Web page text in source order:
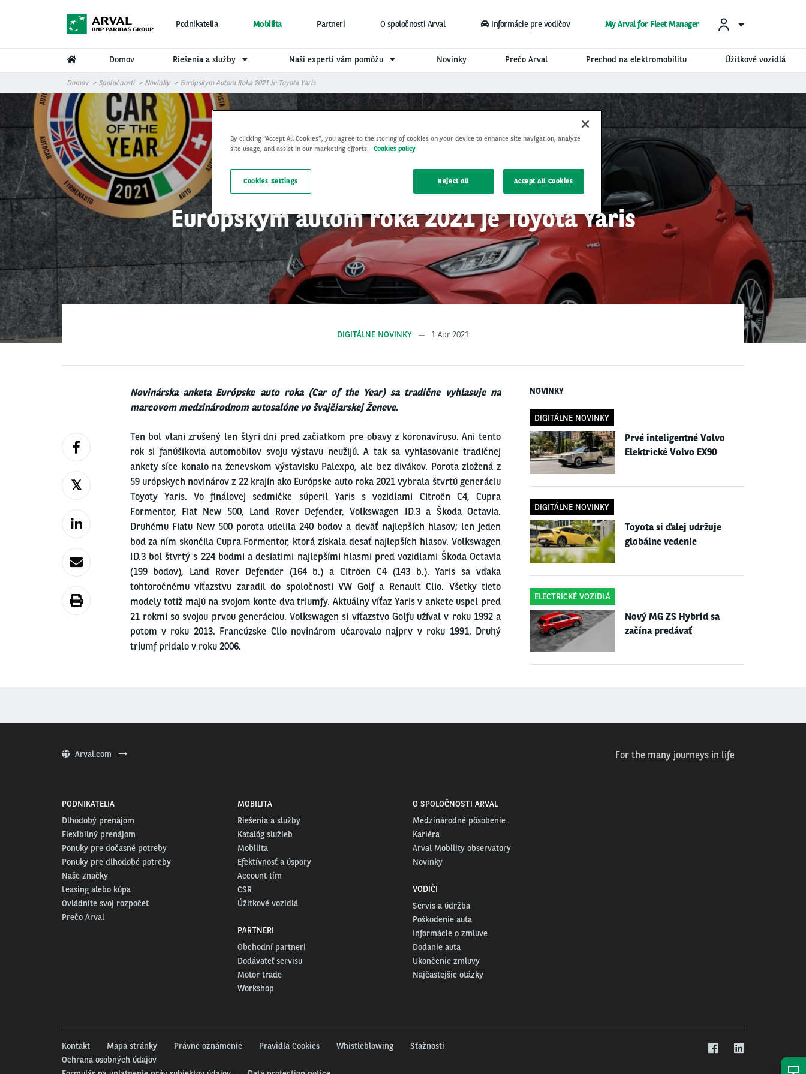
Podnikatelia Mobilita Partneri O spoločnosti Arval Informácie pre vodičov My Arval for Fleet Manager
Domov Riešenia a služby Naši experti vám pomôžu Novinky Prečo Arval Prechod na elektromobilitu Úžitkové vozidlá
Domov Spoločnosti Novinky Európskym Autom Roka 2021 Je Toyota Yaris
Európskym autom roka 2021 je Toyota Yaris
DIGITÁLNE NOVINKY 1 Apr 2021
Novinárska anketa Európske auto roka (Car of the Year) sa tradične vyhlasuje na
marcovom medzinárodnom autosalóne vo švajčiarskej Ženeve.
Ten bol vlani zrušený len štyri dni pred začiatkom pre obavy z koronavírusu. Ani tento
rok si fanúšikovia automobilov svoju výstavu neužijú. A tak sa vyhlasovanie tradičnej
ankety síce konalo na ženevskom výstavisku Palexpo, ale bez divákov. Porota zložená z
59 urópskych novinárov z 22 krajín ako Európske auto roka 2021 vybrala štvrtú generáciu
Toyoty Yaris. Vo finálovej sedmičke súperil Yaris s vozidlami Citroën C4, Cupra
Formentor, Fiat New 500, Land Rover Defender, Volkswagen ID.3 a Škoda Octavia.
Druhému Fiatu New 500 porota udelila 240 bodov a deväť najlepších hlasov; len jeden
bod za ním skončila Cupra Formentor, ktorá získala desať najlepších hlasov. Volkswagen
ID.3 bol štvrtý s 224 bodmi a desiatimi najlepšími hlasmi pred vozidlami Škoda Octavia
(199 bodov), Land Rover Defender (164 b.) a Citröen C4 (143 b.). Yaris sa vďaka
tohtoročnému víťazstvu zaradil do spoločnosti VW Golf a Renault Clio. Všetky tieto
modely totiž majú na svojom konte dva triumfy. Aktuálny víťaz Yaris v ankete uspel pred
21 rokmi so svojou prvou generáciou. Volkswagen si víťazstvo Golfu užíval v roku 1992 a
potom v roku 2013. Francúzske Clio novinárom učarovalo najprv v roku 1991. Druhý
triumf pridalo v roku 2006.
NOVINKY
DIGITÁLNE NOVINKY
Prvé inteligentné Volvo
Elektrické Volvo EX90
DIGITÁLNE NOVINKY
Toyota si ďalej udržuje
globálne vedenie
ELECTRICKÉ VOZIDLÁ
Nový MG ZS Hybrid sa
začína predávať
Arval.com For the many journeys in life
PODNIKATELIA
Dlhodobý prenájom
Flexibilný prenájom
Ponuky pre dočasné potreby
Ponuky pre dlhodobé potreby
Naše značky
Leasing alebo kúpa
Ovládnite svoj rozpočet
Prečo Arval
MOBILITA
Riešenia a služby
Katalóg služieb
Mobilita
Efektívnosť a úspory
Account tím
CSR
Úžitkové vozidlá
PARTNERI
Obchodní partneri
Dodávateľ servisu
Motor trade
Workshop
O SPOLOČNOSTI ARVAL
Medzinárodné pôsobenie
Kariéra
Arval Mobility observatory
Novinky
VODIČI
Servis a údržba
Poškodenie auta
Informácie o zmluve
Dodanie auta
Ukončenie zmluvy
Najčastejšie otázky
Kontakt Mapa stránky Právne oznámenie Pravidlá Cookies Whistleblowing
Sťažnosti
Ochrana osobných údajov
By clicking “Accept All Cookies”, you agree to the storing of cookies on your device to enhance site navigation, analyze
site usage, and assist in our marketing efforts.
Cookies policy
Reject All Accept All Cookies
Cookies Settings